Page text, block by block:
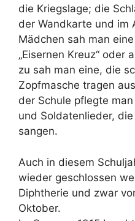
die Kriegslage; die
der Wandkarte und im
Mädchen sah man
„Eisernen Kreuz“ oder
zu sah man eine, die
Zopfmasche tragen
der Schule pflegte
und Soldatenlieder,
sangen.
Auch in diesem
wieder geschlossen
Diphtherie und zwar
Oktober.